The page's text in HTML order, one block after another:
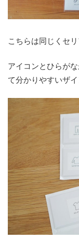
こちらは同じくセ
アイコンとひらが
て分かりやすいザイ